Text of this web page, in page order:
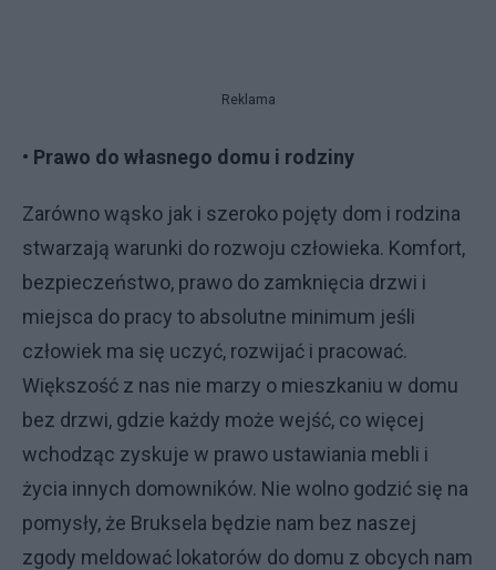
Reklama
• Prawo do własnego domu i rodziny
Zarówno wąsko jak i szeroko pojęty dom i rodzina
stwarzają warunki do rozwoju człowieka. Komfort,
bezpieczeństwo, prawo do zamknięcia drzwi i
miejsca do pracy to absolutne minimum jeśli
człowiek ma się uczyć, rozwijać i pracować.
Większość z nas nie marzy o mieszkaniu w domu
bez drzwi, gdzie każdy może wejść, co więcej
wchodząc zyskuje w prawo ustawiania mebli i
życia innych domowników. Nie wolno godzić się na
pomysły, że Bruksela będzie nam bez naszej
zgody meldować lokatorów do domu z obcych nam